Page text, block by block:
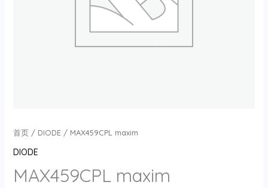
首页/ DIODE/ MAX459CPL maxim
DIODE
MAX459CPL maxim